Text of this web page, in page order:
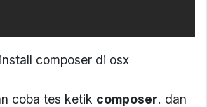
composer di osx
coba tes ketik composer. dan